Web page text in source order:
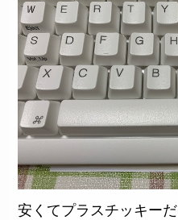
安くてプラスチッキー